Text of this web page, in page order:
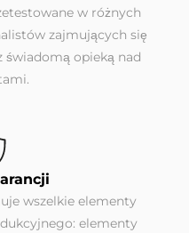
w różnych
zajmujących się
świadomą opieką nad
wszelkie elementy
elementy